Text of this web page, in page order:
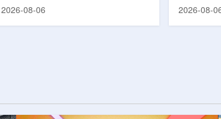
在巴西举行的国际高能物理大会(ICHEP
2026-08-06
的第十家
2026-08-